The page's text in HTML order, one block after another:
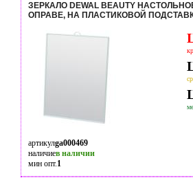
ЗЕРКАЛО DEWAL BEAUTY
ОПРАВЕ, НА ПЛАСТИКОВОЙ
артикулga000469
наличиев наличии
мин опт.1